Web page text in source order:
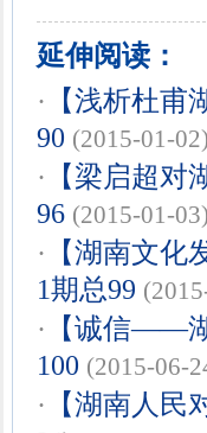
延伸阅读：
· 【浅析杜
90 (2015-01-02)
· 【梁启超
96 (2015-01-03)
· 【湖南文
1期总99
· 【诚信——
100 (2015-06-
· 【湖南人民